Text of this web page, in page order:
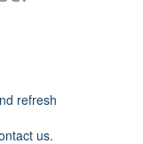
refresh
us.